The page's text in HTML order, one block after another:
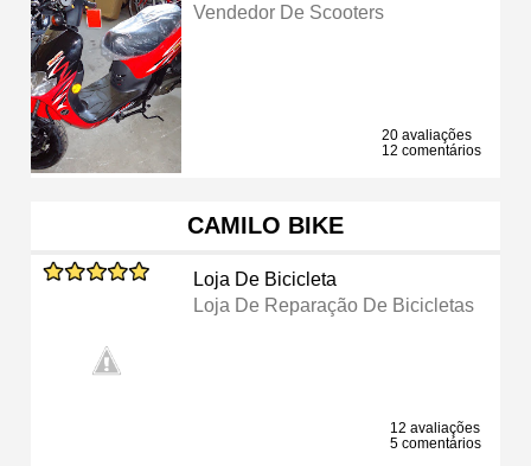
Vendedor De Scooters
20 avaliações
12 comentários
CAMILO BIKE
Loja De Bicicleta
Loja De Reparação De Bicicletas
12 avaliações
5 comentários